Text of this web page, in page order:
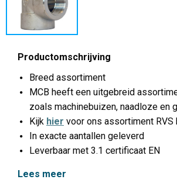
Productomschrijving
Breed assortiment
MCB heeft een uitgebreid
zoals machinebuizen, naadloze en
Kijk hier voor ons assortiment RVS
In exacte aantallen geleverd
Leverbaar met 3.1 certificaat EN
Lees meer